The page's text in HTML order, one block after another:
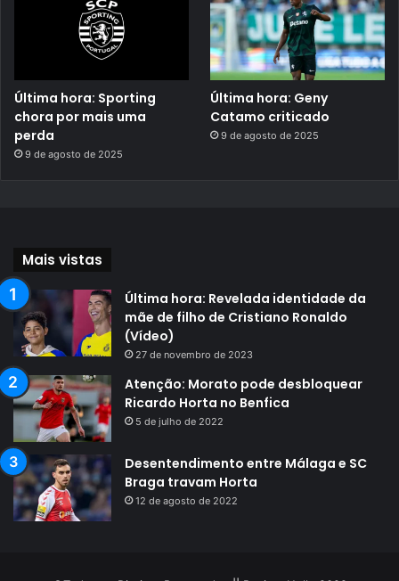
Última hora: Sporting
chora por mais uma
perda
9 de agosto de 2025
Última hora: Geny
Catamo criticado
9 de agosto de 2025
Mais vistas
Última hora: Revelada identidade da
mãe de filho de Cristiano Ronaldo
(Vídeo)
27 de novembro de 2023
Atenção: Morato pode desbloquear
Ricardo Horta no Benfica
5 de julho de 2022
Desentendimento entre Málaga e SC
Braga travam Horta
12 de agosto de 2022